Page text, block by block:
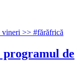
programul de